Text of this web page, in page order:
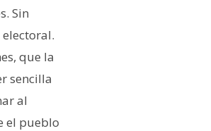
Sin
que la
sencilla
al
el pueblo